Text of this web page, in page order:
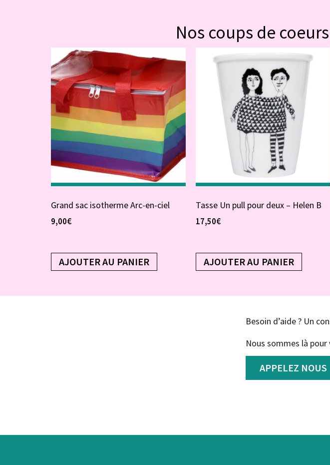
Nos coups de
Grand sac isotherme Arc-en-ciel
9,00€
AJOUTER AU PANIER
Tasse Un pull pour deux – Helen B
17,50€
AJOUTER AU PANIER
Besoin d’aide ? Un
Nous sommes là pour
APPELEZ NOUS